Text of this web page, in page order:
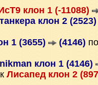
клон 1 (-11088)
клон 2
1 (3655) (4146)
клон 1 (4146)
Лисапед клон 2